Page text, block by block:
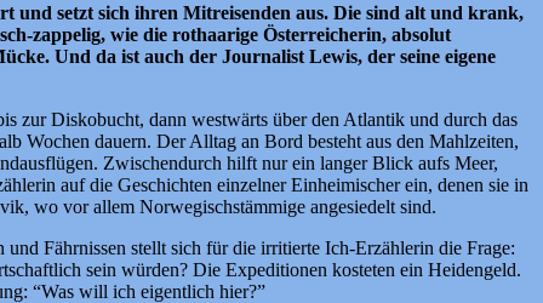
und setzt sich ihren Mitreisenden aus. Die sind alt und krank,
zappelig, wie die rothaarige Österreicherin, absolut
Und da ist auch der Journalist Lewis, der seine eigene
Diskobucht, dann westwärts über den Atlantik und durch das
Wochen dauern. Der Alltag an Bord besteht aus den Mahlzeiten,
Zwischendurch hilft nur ein langer Blick aufs Meer,
auf die Geschichten einzelner Einheimischer ein, denen sie in
wo vor allem Norwegischstämmige angesiedelt sind.
Fährnissen stellt sich für die irritierte Ich-Erzählerin die Frage:
sein würden? Die Expeditionen kosteten ein Heidengeld.
“Was will ich eigentlich hier?”